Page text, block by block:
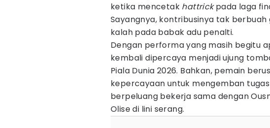
ketika mencetak hattrickpada laga
Sayangnya, kontribusinya tak
kalah pada babak adu penalti.
Dengan performa yang masih begitu
kembali dipercaya menjadi ujung
Piala Dunia 2026. Bahkan, pemain
kepercayaan untuk mengemban
berpeluang bekerja sama dengan
Olise di lini serang.